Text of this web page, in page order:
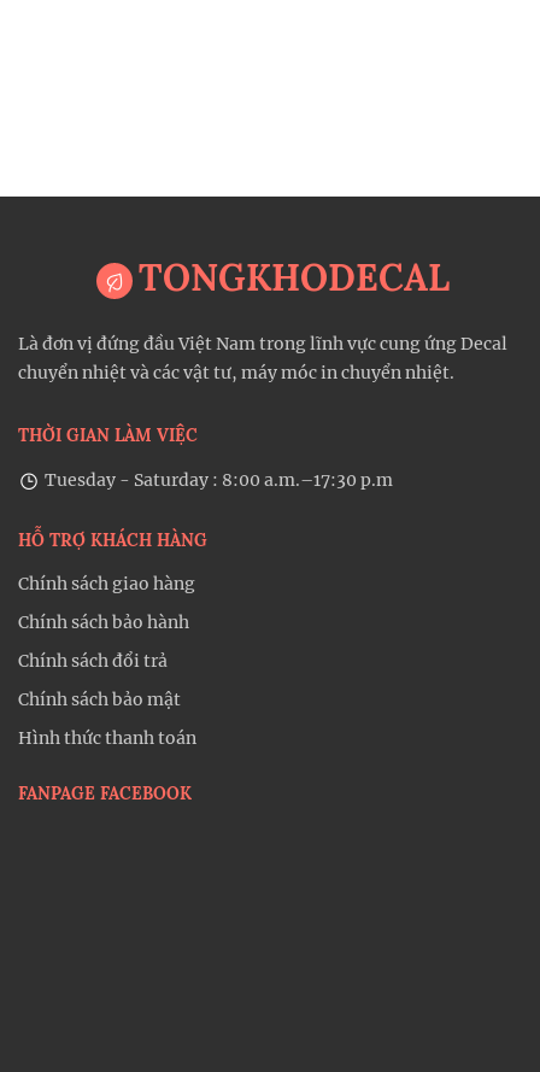
TONGKHODECAL
Là đơn vị đứng đầu Việt Nam trong lĩnh vực cung ứng Decal
chuyển nhiệt và các vật tư, máy móc in chuyển nhiệt.
THỜI GIAN LÀM VIỆC
Tuesday - Saturday : 8:00 a.m.–17:30 p.m
HỖ TRỢ KHÁCH HÀNG
Chính sách giao hàng
Chính sách bảo hành
Chính sách đổi trả
Chính sách bảo mật
Hình thức thanh toán
FANPAGE FACEBOOK